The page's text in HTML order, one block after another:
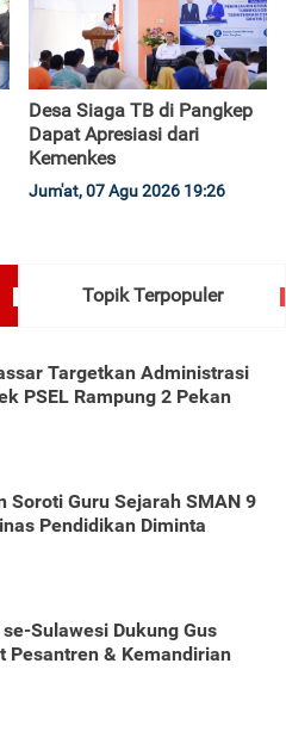
Desa Siaga TB di Pangkep
Dapat Apresiasi dari
Kemenkes
Jum'at, 07 Agu 2026 19:26
Topik Terpopuler
Targetkan Administrasi
PSEL Rampung 2 Pekan
Soroti Guru Sejarah SMAN 9
Pendidikan Diminta
Sulawesi Dukung Gus
Pesantren & Kemandirian